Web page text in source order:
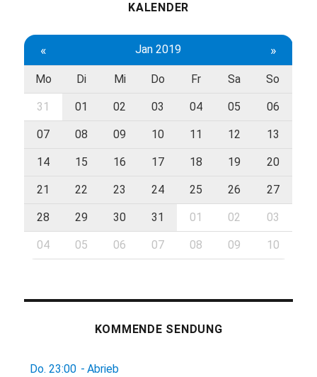
KALENDER
« Jan 2019 »
Mo Di Mi Do Fr Sa So
31 01 02 03 04 05 06
07 08 09 10 11 12 13
14 15 16 17 18 19 20
21 22 23 24 25 26 27
28 29 30 31 01 02 03
04 05 06 07 08 09 10
KOMMENDE SENDUNG
Do. 23:00 - Abrieb